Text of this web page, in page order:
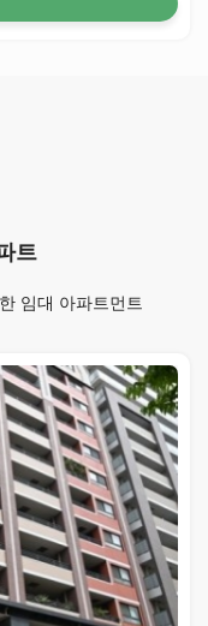
트
임대 아파트먼트